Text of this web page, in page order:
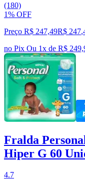
(180)
1% OFF
Preço R$ 247,49R$ 247,
no Pix Ou 1x de R$
Fralda
Hiper G 60
4.7